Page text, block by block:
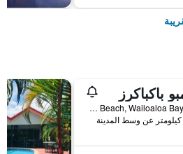
باكباكرز
33 Newtown Beach, Wailoaloa Bay, نادي, فيجي